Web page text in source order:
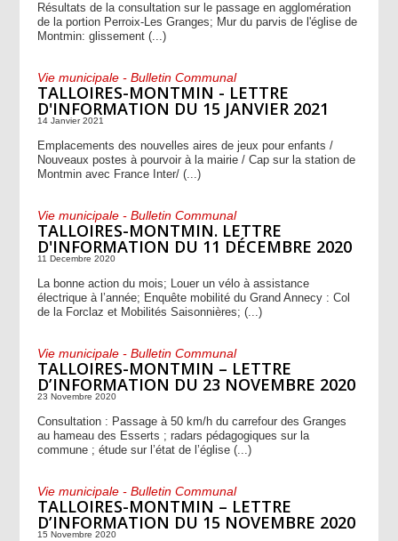
Résultats de la consultation sur le passage en agglomération
de la portion Perroix-Les Granges; Mur du parvis de l'église de
Montmin: glissement (...)
Vie municipale - Bulletin Communal
TALLOIRES-MONTMIN - LETTRE
D'INFORMATION DU 15 JANVIER 2021
14 Janvier 2021
Emplacements des nouvelles aires de jeux pour enfants /
Nouveaux postes à pourvoir à la mairie / Cap sur la station de
Montmin avec France Inter/ (...)
Vie municipale - Bulletin Communal
TALLOIRES-MONTMIN. LETTRE
D'INFORMATION DU 11 DÉCEMBRE 2020
11 Decembre 2020
La bonne action du mois; Louer un vélo à assistance
électrique à l’année; Enquête mobilité du Grand Annecy : Col
de la Forclaz et Mobilités Saisonnières; (...)
Vie municipale - Bulletin Communal
TALLOIRES-MONTMIN – LETTRE
D’INFORMATION DU 23 NOVEMBRE 2020
23 Novembre 2020
Consultation : Passage à 50 km/h du carrefour des Granges
au hameau des Esserts ; radars pédagogiques sur la
commune ; étude sur l’état de l’église (...)
Vie municipale - Bulletin Communal
TALLOIRES-MONTMIN – LETTRE
D’INFORMATION DU 15 NOVEMBRE 2020
15 Novembre 2020